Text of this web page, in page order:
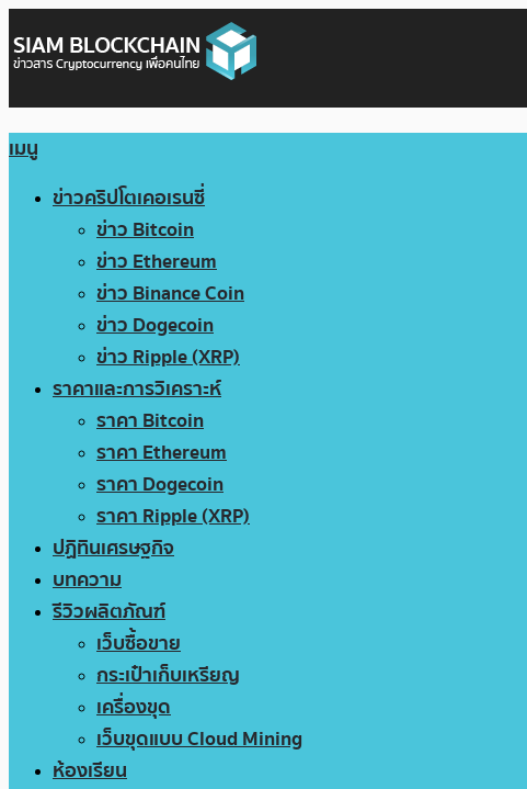
เมนู
ข่าวคริปโตเคอเรนซี่
ข่าว Bitcoin
ข่าว Ethereum
ข่าว Binance Coin
ข่าว Dogecoin
ข่าว Ripple (XRP)
ราคาและการวิเคราะห์
ราคา Bitcoin
ราคา Ethereum
ราคา Dogecoin
ราคา Ripple (XRP)
ปฏิทินเศรษฐกิจ
บทความ
รีวิวผลิตภัณฑ์
เว็บซื้อขาย
กระเป๋าเก็บเหรียญ
เครื่องขุด
เว็บขุดแบบ Cloud Mining
ห้องเรียน